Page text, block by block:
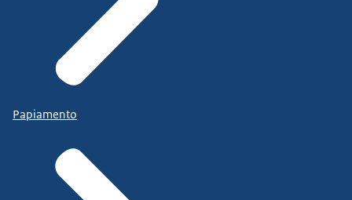
Papiamento